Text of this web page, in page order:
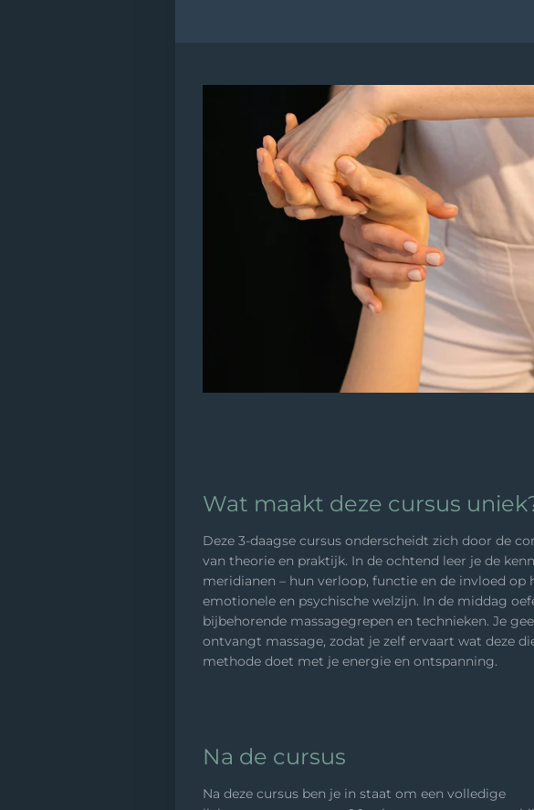
Wat maakt deze cursus
Deze 3-daagse cursus onderscheidt zich door de
van theorie en praktijk. In de ochtend leer je de
meridianen – hun verloop, functie en de invloed op
emotionele en psychische welzijn. In de middag
bijbehorende massagegrepen en technieken. Je
ontvangt massage, zodat je zelf ervaart wat deze
methode doet met je energie en ontspanning.
Na de cursus
Na deze cursus ben je in staat om een volledige